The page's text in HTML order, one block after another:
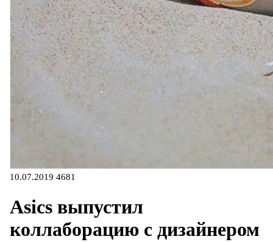
10.07.2019 4681
Asics выпустил
коллаборацию с дизайнером